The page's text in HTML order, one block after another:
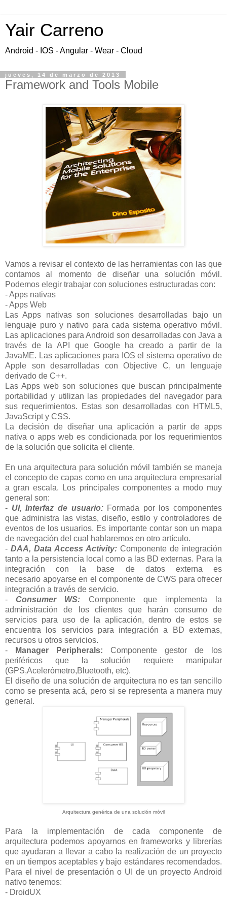
Yair Carreno
Android - IOS - Angular - Wear - Cloud
jueves, 14 de marzo de 2013
Framework and Tools Mobile
Vamos a revisar el contexto de las herramientas con las que
contamos al momento de diseñar una solución móvil.
Podemos elegir trabajar con soluciones estructuradas con:
- Apps nativas
- Apps Web
Las Apps nativas son soluciones desarrolladas bajo un
lenguaje puro y nativo para cada sistema operativo móvil.
Las aplicaciones para Android son desarrolladas con Java a
través de la API que Google ha creado a partir de la
JavaME. Las aplicaciones para IOS el sistema operativo de
Apple son desarrolladas con Objective C, un lenguaje
derivado de C++.
Las Apps web son soluciones que buscan principalmente
portabilidad y utilizan las propiedades del navegador para
sus requerimientos. Estas son desarrolladas con HTML5,
JavaScript y CSS.
La decisión de diseñar una aplicación a partir de apps
nativa o apps web es condicionada por los requerimientos
de la solución que solicita el cliente.
En una arquitectura para solución móvil también se maneja
el concepto de capas como en una arquitectura empresarial
a gran escala. Los principales componentes a modo muy
general son:
- UI, Interfaz de usuario:Formada por los componentes
que administra las vistas, diseño, estilo y controladores de
eventos de los usuarios. Es importante contar son un mapa
de navegación del cual hablaremos en otro artículo.
- DAA, Data Access Activity: Componente de integración
tanto a la persistencia localcomo a las BD externas. Para la
integración con la base de datos externa es
necesario apoyarse en el componente de CWS para ofrecer
integración a través de servicio.
-Consumer WS: Componente que implementa la
administración de los clientes que harán consumo de
servicios para uso de la aplicación, dentro de estos se
encuentra los servicios para integración a BD externas,
recursos u otros servicios.
-
Manager Peripherals: Componente gestor de los
periféricos que la solución requiere manipular
(GPS,Acelerómetro,Bluetooth, etc).
El diseño de una solución de arquitectura no es tan sencillo
como se presenta acá, pero si se representa a manera muy
general.
Arquitectura genérica de una solución móvil
Para la implementación de cada componente de
arquitectura podemos apoyarnos en frameworks y librerías
que ayudaran a llevar a cabo la realización de un proyecto
en un tiempos aceptables y bajo estándares recomendados.
Para el nivel de presentación o UI de un proyecto Android
nativo tenemos:
- DroidUX